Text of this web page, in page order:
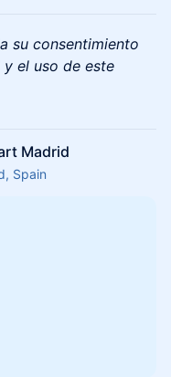
su consentimiento
el uso de este
Madrid
Spain